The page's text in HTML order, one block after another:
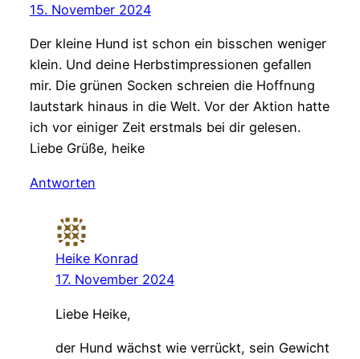
15. November 2024
Der kleine Hund ist schon ein bisschen weniger
klein. Und deine Herbstimpressionen gefallen
mir. Die grünen Socken schreien die Hoffnung
lautstark hinaus in die Welt. Vor der Aktion hatte
ich vor einiger Zeit erstmals bei dir gelesen.
Liebe Grüße, heike
Antworten
Heike Konrad
17. November 2024
Liebe Heike,
der Hund wächst wie verrückt, sein Gewicht